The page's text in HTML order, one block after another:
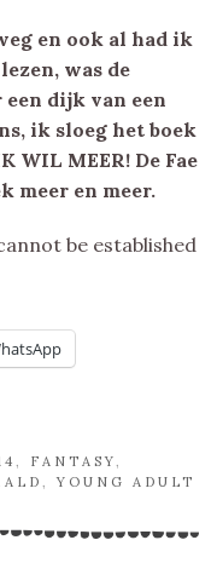
en ook al had ik
was de
dijk van een
ik sloeg het boek
MEER! De Fae
meer en meer.
be established
FANTASY
,YOUNG ADULT